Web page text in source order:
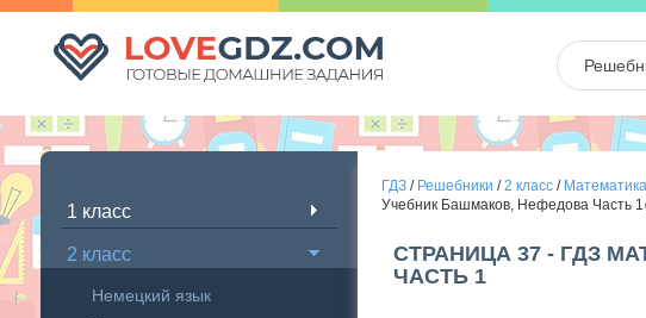
1 класс
2 класс
Немецкий язык
ГДЗ/ Решебники /2 класс/
Учебник Башмаков, Нефедова Часть
СТРАНИЦА 37 - ГДЗ
ЧАСТЬ 1